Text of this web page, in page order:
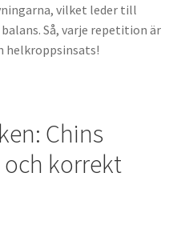
vilket leder till
Så, varje repetition är
helkroppsinsats!
Chins
korrekt